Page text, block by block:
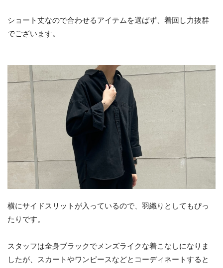
ショート丈なので合わせるアイテムを選ばず、着回し力抜群
でございます。
横にサイドスリットが入っているので、羽織りとしてもぴっ
たりです。
スタッフは全身ブラックでメンズライクな着こなしになりま
したが、スカートやワンピースなどとコーディネートすると